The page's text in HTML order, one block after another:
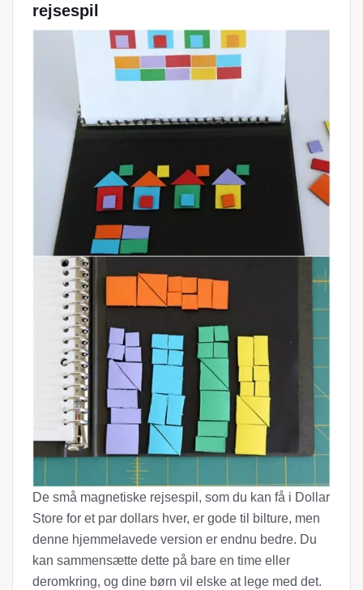
rejsespil
De små magnetiske rejsespil, som du kan få i Dollar
Store for et par dollars hver, er gode til bilture, men
denne hjemmelavede version er endnu bedre. Du
kan sammensætte dette på bare en time eller
deromkring, og dine børn vil elske at lege med det.